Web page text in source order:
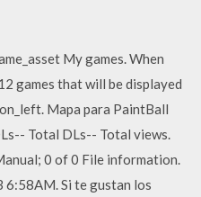
My games. When
games that will be displayed
Mapa para PaintBall
Total DLs-- Total views.
0 of 0 File information.
6:58AM. Si te gustan los